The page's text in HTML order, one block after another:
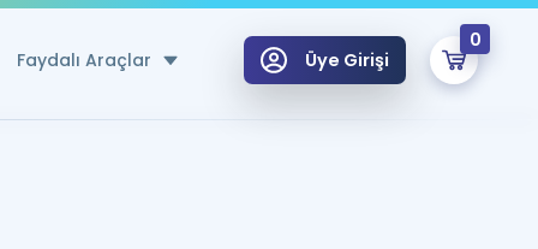
Faydalı Araçlar Üye Girişi
0